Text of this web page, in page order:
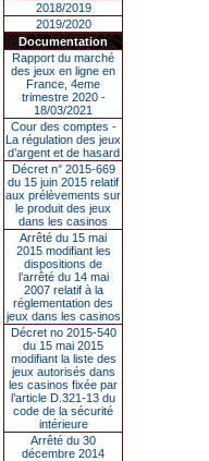
2018/2019
2019/2020
Documentation
Rapport du marché
des jeux en ligne en
France, 4eme
trimestre 2020 -
18/03/2021
Cour des comptes -
La régulation des jeux
d’argent et de hasard
Décret n° 2015-669
du 15 juin 2015 relatif
aux prélèvements sur
le produit des jeux
dans les casinos
Arrêté du 15 mai
2015 modifiant les
dispositions de
l’arrêté du 14 mai
2007 relatif à la
réglementation des
jeux dans les casinos
Décret no 2015-540
du 15 mai 2015
modifiant la liste des
jeux autorisés dans
les casinos fixée par
l’article D.321-13 du
code de la sécurité
intérieure
Arrêté du 30
décembre 2014